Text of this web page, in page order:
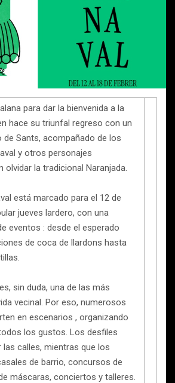
para dar la bienvenida a la
hace su triunfal regreso con un
de Sants, acompañado de los
y otros personajes
olvidar la tradicional Naranjada.
está marcado para el 12 de
jueves lardero, con una
eventos : desde el esperado
de coca de llardons hasta
sin duda, una de las más
vecinal. Por eso, numerosos
en escenarios , organizando
los gustos. Los desfiles
las calles, mientras que los
de barrio, concursos de
máscaras, conciertos y talleres.